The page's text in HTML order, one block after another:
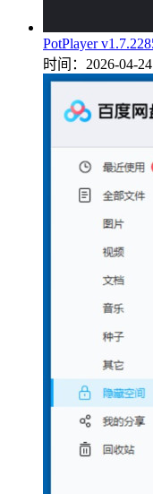
PotPlayer
时间：2026-04-24